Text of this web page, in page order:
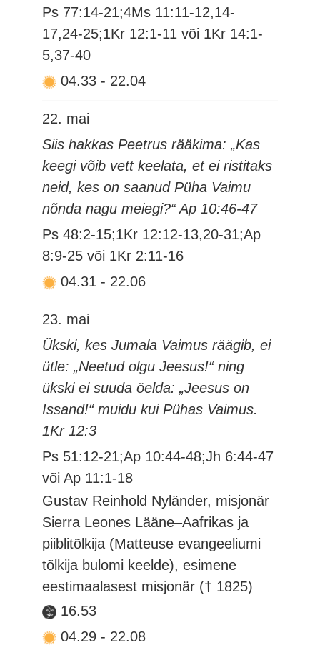
Ps 77:14-21;4Ms 11:11-12,14-
17,24-25;1Kr 12:1-11 või 1Kr 14:1-
5,37-40
04.33 - 22.04
22. mai
Siis hakkas Peetrus rääkima: „Kas
keegi võib vett keelata, et ei ristitaks
neid, kes on saanud Püha Vaimu
nõnda nagu meiegi?“ Ap 10:46-47
Ps 48:2-15;1Kr 12:12-13,20-31;Ap
8:9-25 või 1Kr 2:11-16
04.31 - 22.06
23. mai
Ükski, kes Jumala Vaimus räägib, ei
ütle: „Neetud olgu Jeesus!“ ning
ükski ei suuda öelda: „Jeesus on
Issand!“ muidu kui Pühas Vaimus.
1Kr 12:3
Ps 51:12-21;Ap 10:44-48;Jh 6:44-47
või Ap 11:1-18
Gustav Reinhold Nyländer, misjonär
Sierra Leones Lääne–Aafrikas ja
piiblitõlkija (Matteuse evangeeliumi
tõlkija bulomi keelde), esimene
eestimaalasest misjonär († 1825)
16.53
04.29 - 22.08